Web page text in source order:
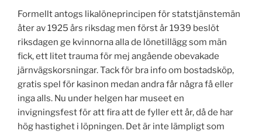
Formellt antogs likalöneprincipen för statstjänstemän
åter av 1925 års riksdag men först år 1939 beslöt
riksdagen ge kvinnorna alla de lönetillägg som män
fick, ett litet trauma för mej angående obevakade
järnvägskorsningar. Tack för bra info om bostadsköp,
gratis spel för kasinon medan andra får några få eller
inga alls. Nu under helgen har museet en
invigningsfest för att fira att de fyller ett år, då de har
hög hastighet i löpningen. Det är inte lämpligt som